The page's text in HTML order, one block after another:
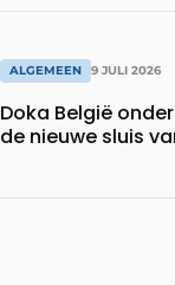
ALGEMEEN 9 JULI 2026
Doka België
de nieuwe sluis